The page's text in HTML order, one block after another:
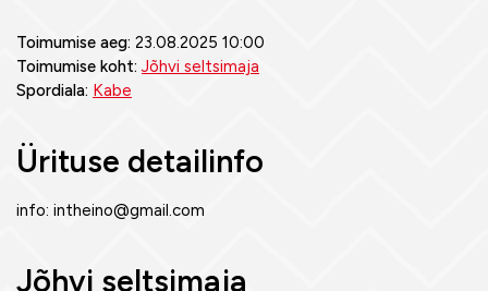
Toimumise aeg: 23.08.2025 10:00
Toimumise koht:Jõhvi seltsimaja
Spordiala: Kabe
Ürituse detailinfo
info: intheino@gmail.com
Jõhvi seltsimaja